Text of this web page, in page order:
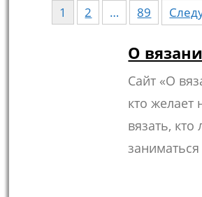
Навигация по
1 2 … 89
О
Сайт «О
кто желает
вязать, кто